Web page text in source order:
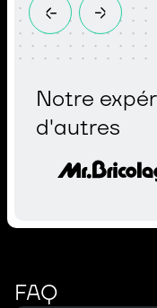
Notre
d'autres
FAQ